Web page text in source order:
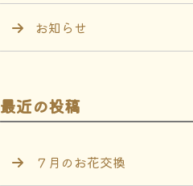
お知らせ
最近の投稿
７月のお花交換